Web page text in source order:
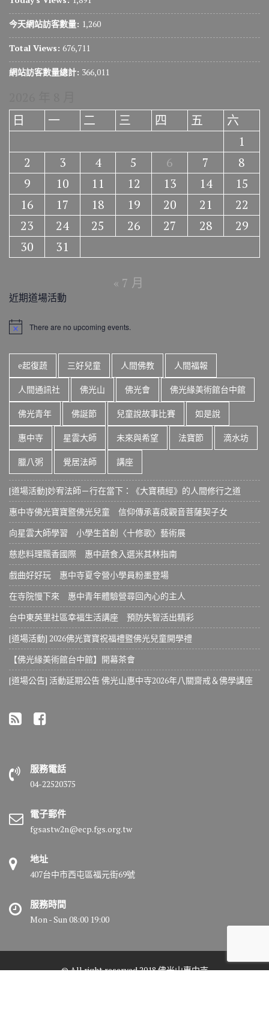
今天網站訪客數量: 1,260
Total Views: 676,711
網站訪客數量總計: 366,011
日
一 二 三 四 五
六
1
2
3 4 5 6 7
8
9
10 11 12 13 14
15
16
17 18 19 20 21
22
23
24 25 26 27 28
29
30
31
« 7 月
近期道場活動
N
e
There are no upcoming events.
e起復蔬 三好兒童 人間佛教 人間福報
人間通訊社 佛光山 佛光會 佛光緣美術館台中館
佛光青年 佛誕節 兒童說故事比賽 如是說
惠中寺 星雲大師 未來與希望 法寶節 滴水坊
臘八粥 覺居法師 講座
[道場活動]妙宥法師－行在當下：《大寶積經》的人間修行之道
惠中寺佛光寶寶暨佛光兒童 信仰傳承喜成觀音菩薩契子女
向星雲大師學習 小學生首創〈十修歌〉藝術展
慈悲料理飄香國際 惠中蔬食入選米其林指南
戲曲好好玩 惠中寺夏令營小學員粉墨登場
在寺院慢下來 惠中青年體驗營尋回內心的主人
台中東英里社區幸福生活講座 預防失智活出精彩
[道場活動] 2026佛光寶寶祝福禮暨佛光兒童開學禮
【佛光緣美術館台中館】開幕茶會
[道場公告] 活動延期公告 佛光山惠中寺2026年八關齋戒＆佛學講座
服務電話
04-22520375
電子郵件
fgsastw2n@ecp.fgs.org.tw
地址
407台中市西屯區福元街69號
服務時間
Mon - Sun 08:00 19:00
© All right reserved 2018 佛光山惠中寺